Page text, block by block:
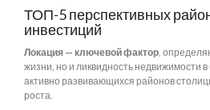
ТОП-5 перспективных
инвестиций
Локация — ключевой фактор,
жизни, но и ликвидность недвижимости
активно развивающихся районов
роста.